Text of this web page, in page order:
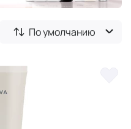
По умолчанию